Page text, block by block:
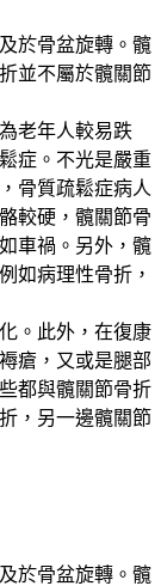
於骨盆旋轉。髖
並不屬於髖關節
老年人較易跌
症。不光是嚴重
骨質疏鬆症病人
較硬，髖關節骨
車禍。另外，髖
如病理性骨折，
。此外，在復康
瘡，又或是腿部
都與髖關節骨折
，另一邊髖關節
於骨盆旋轉。髖